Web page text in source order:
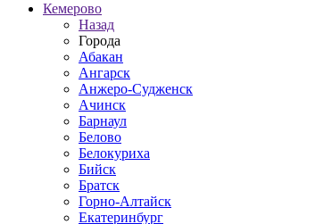
Кемерово
Назад
Города
Абакан
Ангарск
Анжеро-Судженск
Ачинск
Барнаул
Белово
Белокуриха
Бийск
Братск
Горно-Алтайск
Екатеринбург